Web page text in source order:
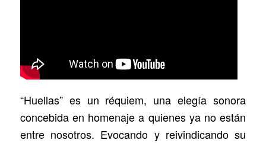
“Huellas” es un réquiem, una elegía sonora
concebida en homenaje a quienes ya no están
entre nosotros. Evocando y reivindicando su